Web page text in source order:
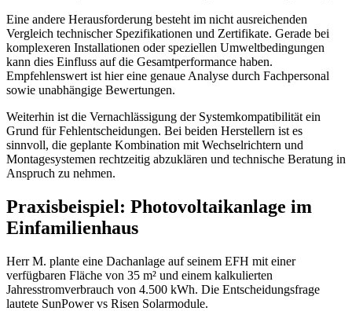
Eine andere Herausforderung besteht im nicht ausreichenden
Vergleich technischer Spezifikationen und Zertifikate. Gerade bei
komplexeren Installationen oder speziellen Umweltbedingungen
kann dies Einfluss auf die Gesamtperformance haben.
Empfehlenswert ist hier eine genaue Analyse durch Fachpersonal
sowie unabhängige Bewertungen.
Weiterhin ist die Vernachlässigung der Systemkompatibilität ein
Grund für Fehlentscheidungen. Bei beiden Herstellern ist es
sinnvoll, die geplante Kombination mit Wechselrichtern und
Montagesystemen rechtzeitig abzuklären und technische Beratung in
Anspruch zu nehmen.
Praxisbeispiel: Photovoltaikanlage im
Einfamilienhaus
Herr M. plante eine Dachanlage auf seinem EFH mit einer
verfügbaren Fläche von 35 m² und einem kalkulierten
Jahresstromverbrauch von 4.500 kWh. Die Entscheidungsfrage
lautete SunPower vs Risen Solarmodule.